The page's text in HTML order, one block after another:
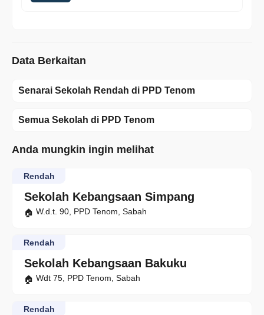
Data Berkaitan
Senarai Sekolah Rendah di PPD Tenom
Semua Sekolah di PPD Tenom
Anda mungkin ingin melihat
Sekolah Kebangsaan Simpang
Rendah
W.d.t. 90, PPD Tenom, Sabah
Sekolah Kebangsaan Bakuku
Rendah
Wdt 75, PPD Tenom, Sabah
Rendah